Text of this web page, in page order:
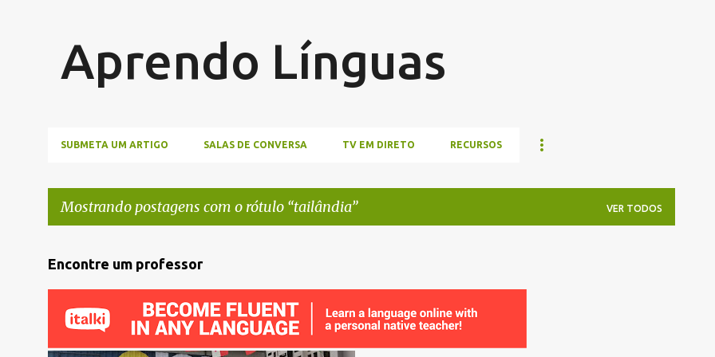
Aprendo Línguas
SUBMETA UM ARTIGO SALAS DE CONVERSA TV EM DIRETO RECURSOS
Mostrando postagens com o rótulo tailândia VER TODOS
P
o
Encontre um professor